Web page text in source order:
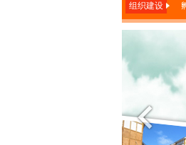
组织建设